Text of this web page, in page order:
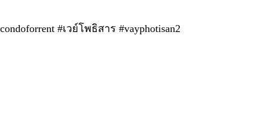
#เวย์โพธิสาร #vayphotisan2